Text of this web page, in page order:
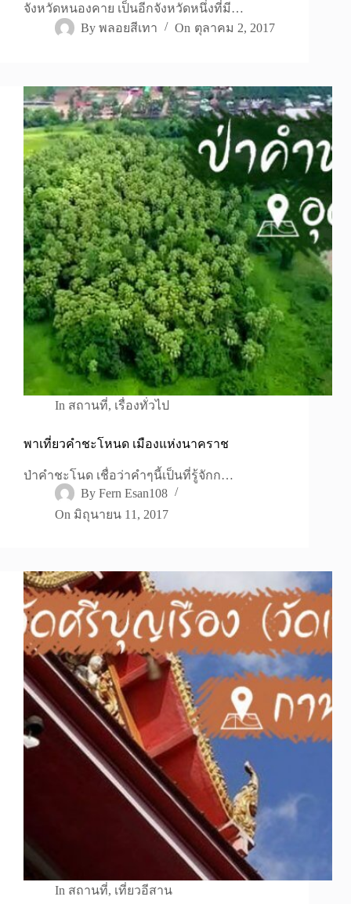
จังหวัดหนองคาย เป็นอีกจังหวัดหนึ่งที่มี…
By พลอยสีเทา On ตุลาคม 2, 2017
In สถานที่, เรื่องทั่วไป
พาเที่ยวคำชะโหนด เมืองแห่งนาคราช
ป่าคำชะโนด เชื่อว่าคำๆนี้เป็นที่รู้จักก…
By Fern Esan108
On มิถุนายน 11, 2017
In สถานที่, เที่ยวอีสาน